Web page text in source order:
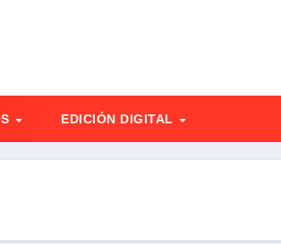
EDICIÓN DIGITAL